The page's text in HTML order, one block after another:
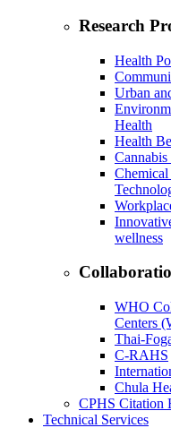
Research
Health
Urban
Health
Health
Cannabis
wellness
WHO
Centers
Thai-
C-RAHS
Chula
CPHS Citation
Technical Services